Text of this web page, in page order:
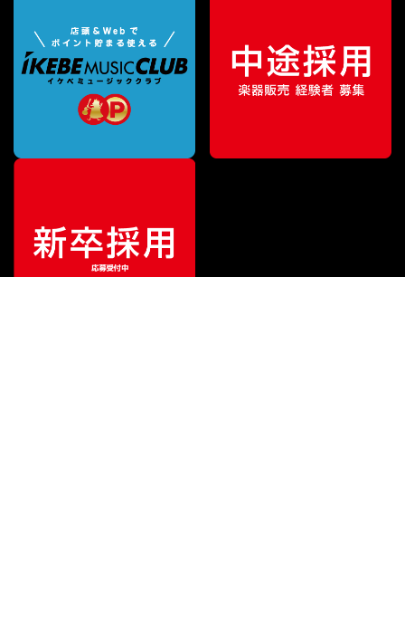
販売価格¥68,640（税込）